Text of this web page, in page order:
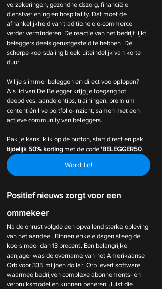
verzekeringen, gezondheidszorg, financiële
dienstverlening en hospitality. Dat moet de
afhankelijkheid van traditionele e-commerce
verder verminderen. De reactie van het bedrijf lijkt
beleggers deels gerustgesteld te hebben. De
scherpe koersdaling bleek uiteindelijk van korte
duur.
Wil je slimmer beleggen en direct vooroplopen?
Als lid van De Belegger krijg je toegang tot
deepdives, aandelentips, trainingen, premium
content én live portfolio-inzicht, samen met een
actieve community van beleggers.
Pak je kans! klik op de button, start direct en pak
tijdelijk 50% korting met de code 'BELEGGER50.
Word lid!
Positief nieuws zorgt voor een
ommekeer
Na de onrust volgde een opvallend sterke opleving
van het aandeel. Binnen enkele dagen steeg de
koers meer dan 13 procent. Een belangrijke
aanjager was de overname van het Amerikaanse
Orb voor 335 miljoen dollar. Orb levert software
waarmee bedrijven complexe abonnements- en
verbruiksmodellen kunnen beheren. Juist die